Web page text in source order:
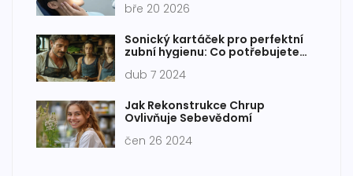
bře 20 2026
Sonický kartáček pro perfektní
zubní hygienu: Co potřebujete
dub 7 2024
Jak Rekonstrukce Chrup
Ovlivňuje Sebevědomí
čen 26 2024